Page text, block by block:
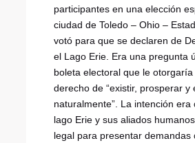
participantes en una elección
ciudad de Toledo – Ohio –
votó para que se declaren de
el Lago Erie. Era una pregunta
boleta electoral que le
derecho de “existir, prosperar y
naturalmente”. La intención era
lago Erie y sus aliados
legal para presentar demandas